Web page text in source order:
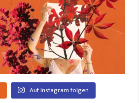
Auf Instagram folgen